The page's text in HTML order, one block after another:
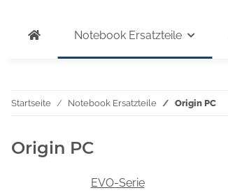
Notebook Ersatzteile
Startseite Notebook Ersatzteile Origin PC
Origin PC
EVO-Serie